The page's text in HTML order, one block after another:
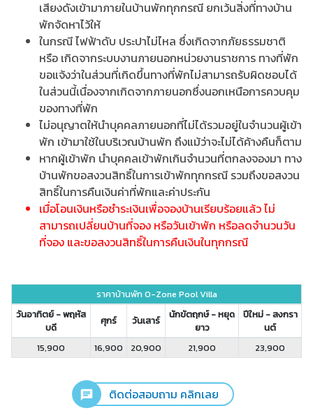
เสียงดังเข้ามาภายในบ้านพักทุกกรณี ยกเว้นสิ่งที่ทางบ้าน
พักจัดหาไว้ให้
ในกรณี ไฟฟ้าดับ ประปาไม่ไหล ซึ่งเกิดจากภัยธรรมชาติ
หรือ เกิดจากระบบงานภายนอกหน่วยงานราชการ ทางที่พัก
ขอแจ้งว่าในส่วนที่เกิดขึ้นทางที่พักไม่สามารถรับผิดชอบได้
ในส่วนนี้เนื่องจากเกิดจากภายนอกซึ่งนอกเหนือการควบคุม
ของทางที่พัก
ไม่อนุญาตให้นำบุคคลภายนอกที่ไม่ได้รวมอยู่ในจำนวนผู้เข้า
พัก เข้ามาใช้ในบริเวณบ้านพัก ถึงแม้ว่าจะไม่ได้ค้างคืนก็ตาม
หากผู้เข้าพัก นำบุคคลเข้าพักเกินจำนวนที่ตกลงจองมา ทาง
บ้านพักขอสงวนสิทธิ์ในการเข้าพักทุกกรณี รวมถึงขอสงวน
สิทธิ์ในการคืนเงินค่าที่พักและค่าประกัน
เมื่อโอนเงินหรือชำระเงินเพื่อจองบ้านเรียบร้อยแล้ว ไม่
สามารถเปลี่ยนบ้านที่จอง หรือวันเข้าพัก หรือลดจำนวนวัน
ที่จอง และขอสงวนสิทธิ์ในการคืนเงินในทุกกรณี
ราคาบ้านพัก O-Zone Pool Villa
วันอาทิตย์ - พฤหัส
บดี
ศุกร์ วันเสาร์
นักขัตฤกษ์ - หยุด
ยาว
ปีใหม่ - สงกรา
นต์
15,900
16,900 20,900 21,900 23,900
ติดต่อสอบถาม คลิกเลย